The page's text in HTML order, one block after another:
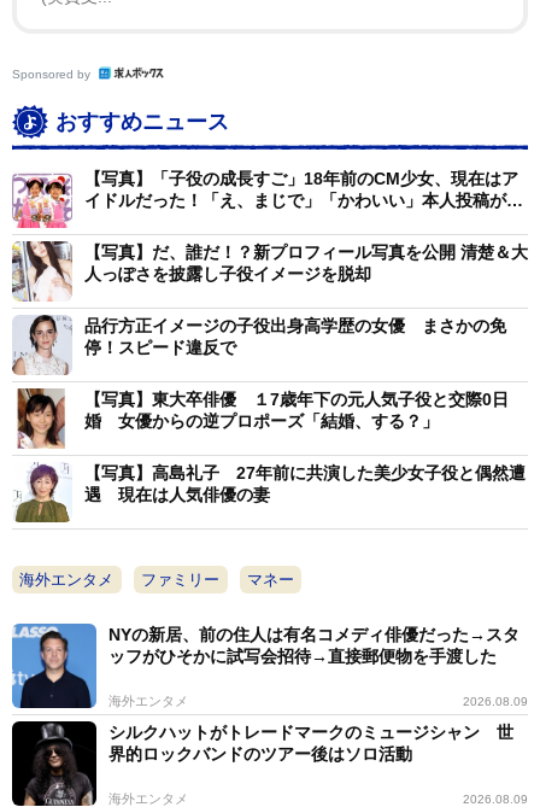
Sponsored by
おすすめニュース
【写真】「子役の成長すご」18年前のCM少女、現在はア
イドルだった！「え、まじで」「かわいい」本人投稿が話
【写真】だ、誰だ！？新プロフィール写真を公開 清楚＆大
人っぽさを披露し子役イメージを脱却
品行方正イメージの子役出身高学歴の女優 まさかの免
停！スピード違反で
【写真】東大卒俳優 １7歳年下の元人気子役と交際0日
婚 女優からの逆プロポーズ「結婚、する？」
【写真】高島礼子 27年前に共演した美少女子役と偶然遭
遇 現在は人気俳優の妻
海外エンタメ ファミリー マネー
NYの新居、前の住人は有名コメディ俳優だった→スタ
ッフがひそかに試写会招待→直接郵便物を手渡した
海外エンタメ 2026.08.09
シルクハットがトレードマークのミュージシャン 世
界的ロックバンドのツアー後はソロ活動
海外エンタメ 2026.08.09